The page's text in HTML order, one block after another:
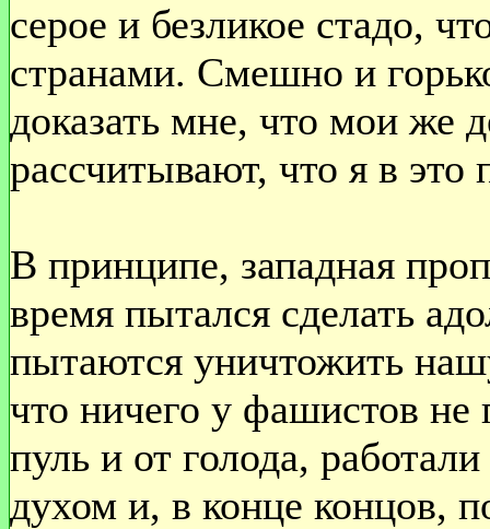
серое и безликое стадо,
странами. Смешно и
доказать мне, что мои же
рассчитывают, что я в это
В принципе, западная
время пытался сделать
пытаются уничтожить
что ничего у фашистов
пуль и от голода,
духом и, в конце концов,